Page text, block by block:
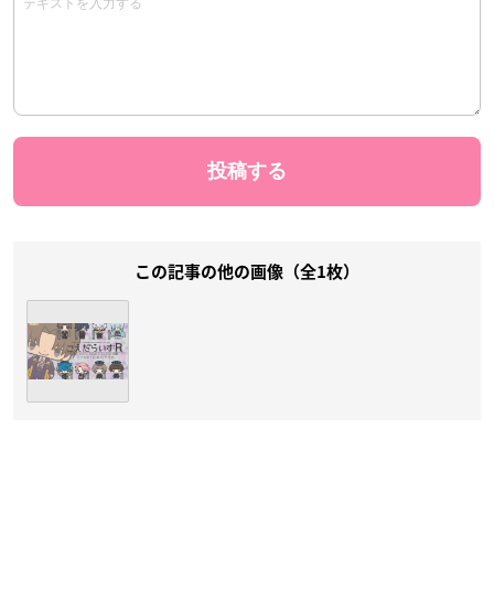
この記事の他の画像（全1枚）